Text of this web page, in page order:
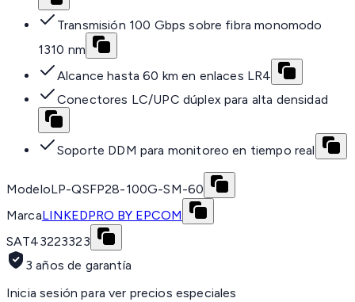
Transmisión 100 Gbps sobre fibra monomodo
1310 nm
Alcance hasta 60 km en enlaces LR4
Conectores LC/UPC dúplex para alta densidad
Soporte DDM para monitoreo en tiempo real
ModeloLP-QSFP28-100G-SM-60
MarcaLINKEDPRO BY EPCOM
SAT43223323
3 años de garantía
Inicia sesión para ver precios especiales